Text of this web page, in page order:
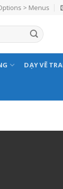
> Menus
DẠY VẼ